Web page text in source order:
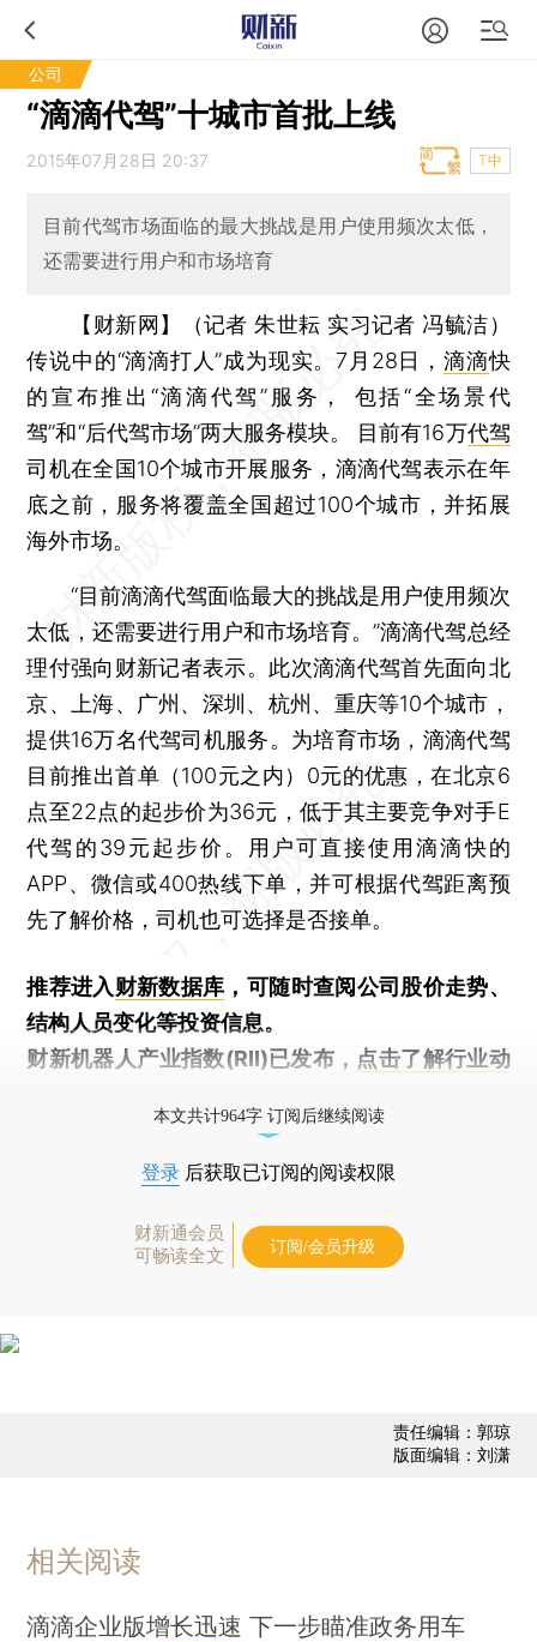
公司
“滴滴代驾”十城市首批上线
2015年07月28日 20:37 T中
目前代驾市场面临的最大挑战是用户使用频次太低，
还需要进行用户和市场培育
【财新网】（记者 朱世耘 实习记者 冯毓洁）
传说中的“滴滴打人”成为现实。7月28日，滴滴快
的宣布推出“滴滴代驾”服务， 包括“全场景代
驾”和“后代驾市场”两大服务模块。 目前有16万代驾
司机在全国10个城市开展服务，滴滴代驾表示在年
底之前，服务将覆盖全国超过100个城市，并拓展
海外市场。
“目前滴滴代驾面临最大的挑战是用户使用频次
太低，还需要进行用户和市场培育。”滴滴代驾总经
理付强向财新记者表示。此次滴滴代驾首先面向北
京、上海、广州、深圳、杭州、重庆等10个城市，
提供16万名代驾司机服务。为培育市场，滴滴代驾
目前推出首单（100元之内）0元的优惠，在北京6
点至22点的起步价为36元，低于其主要竞争对手E
代驾的39元起步价。用户可直接使用滴滴快的
APP、微信或400热线下单，并可根据代驾距离预
先了解价格，司机也可选择是否接单。
推荐进入财新数据库 ，可随时查阅公司股价走势、
结构人员变化等投资信息。
财新机器人产业指数(RII)已发布， 点击了解行业动
本文共计964字 订阅后继续阅读
登录 后获取已订阅的阅读权限
财新通会员
可畅读全文
订阅/会员升级
责任编辑：郭琼
版面编辑：刘潇
相关阅读
滴滴企业版增长迅速 下一步瞄准政务用车